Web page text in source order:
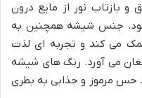
بازتاب نور از مایع درون
جنس شیشه همچنین به
می کند و تجربه ای لذت
می آورد. رنگ های شیشه
حس مرموز و جذابی به بطری